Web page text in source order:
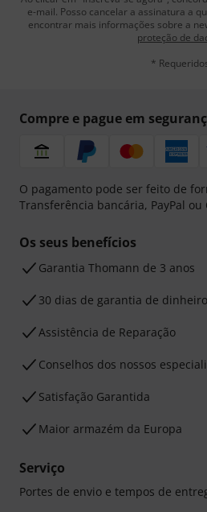
e-mail. Posso cancelar a assinatura a
encontrar mais informações sobre a
proteção de
*
Compre e pague em
O pagamento pode ser feito de
Transferência bancária, PayPal
Os seus benefícios
Garantia Thomann de 3 anos
30 dias de garantia de
Assistência de Reparação
Conselhos dos nossos
Satisfação Garantida
Maior armazém da Europa
Serviço
Portes de envio e tempos de